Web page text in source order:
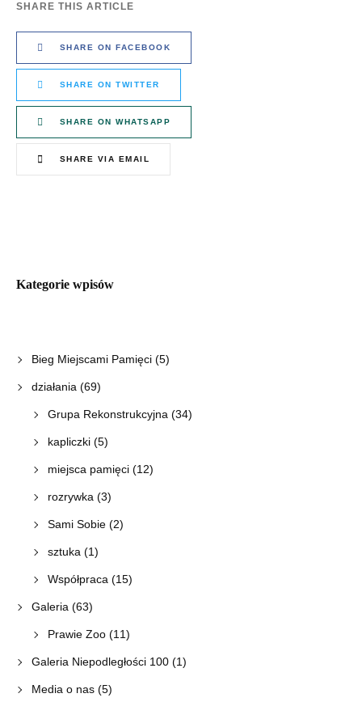
SHARE THIS ARTICLE
SHARE ON FACEBOOK
SHARE ON TWITTER
SHARE ON WHATSAPP
SHARE VIA EMAIL
Kategorie wpisów
Bieg Miejscami Pamięci(5)
działania (69)
Grupa Rekonstrukcyjna (34)
kapliczki(5)
miejsca pamięci(12)
rozrywka (3)
Sami Sobie(2)
sztuka (1)
Współpraca (15)
Galeria (63)
Prawie Zoo(11)
Galeria Niepodległości 100(1)
Media o nas(5)